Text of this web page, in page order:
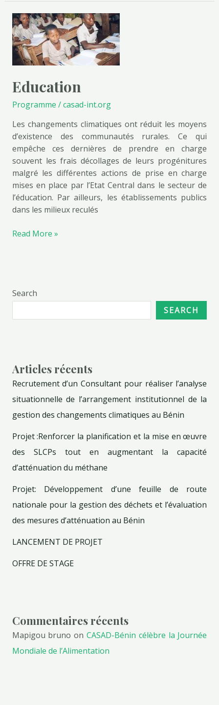
Education
Programme /casad-int.org
Les changements climatiques ont réduit les moyens
d’existence des communautés rurales. Ce qui
empêche ces dernières de prendre en charge
souvent les frais décollages de leurs progénitures
malgré les différentes actions de prise en charge
mises en place par l’Etat Central dans le secteur de
l’éducation. Par ailleurs, les établissements publics
dans les milieux reculés
Education
Read More »
Search
SEARCH
Articles récents
Recrutement d’un Consultant pour réaliser l’analyse
situationnelle de l’arrangement institutionnel de la
gestion des changements climatiques au Bénin
Projet :Renforcer la planification et la mise en œuvre
des SLCPs tout en augmentant la capacité
d’atténuation du méthane
Projet: Développement d’une feuille de route
nationale pour la gestion des déchets et l’évaluation
des mesures d’atténuation au Bénin
LANCEMENT DE PROJET
OFFRE DE STAGE
Commentaires récents
Mapigou bruno onCASAD-Bénin célèbre la Journée
Mondiale de l’Alimentation